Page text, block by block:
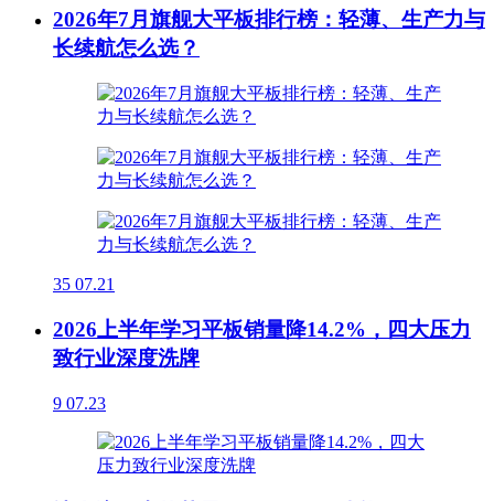
2026年7月旗舰大平板排行榜：轻薄、生产力与
长续航怎么选？
35 07.21
2026上半年学习平板销量降14.2%，四大压力
致行业深度洗牌
9 07.23